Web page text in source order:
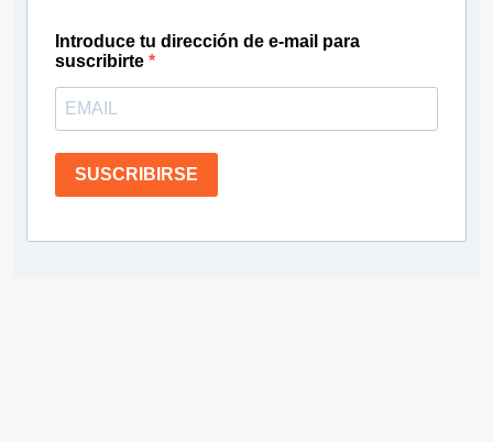
Introduce tu dirección de e-mail para
suscribirte
SUSCRIBIRSE